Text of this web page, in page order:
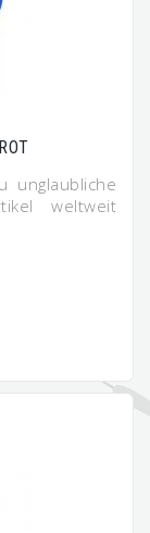
unglaubliche
weltweit